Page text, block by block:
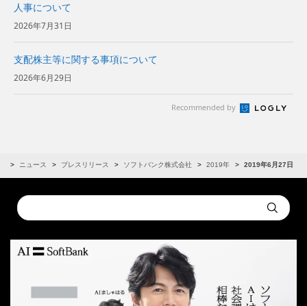
人事について
2026年7月31日
支配株主等に関する事項について
2026年6月29日
Recommended by
ニュース プレスリリース ソフトバンク株式会社 2019年 2019年6月27日
Conduct
a
Submit